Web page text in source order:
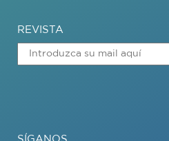
REVISTA